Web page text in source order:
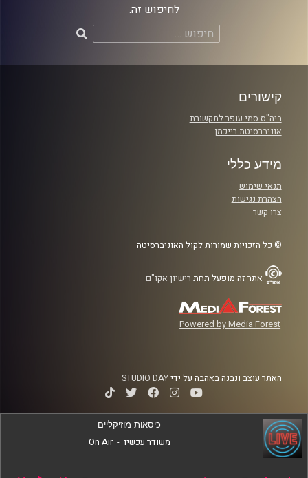
לחיפוש זה.
חיפוש:
קישורים
ביה"ס סמי עופר לתקשורת
אוניברסיטת רייכמן
מידע כללי
תנאי שימוש
הצהרת נגישות
צרו קשר
© כל הזכויות שמורות לקול האוניברסיטה
אתר זה מופעל תחת רישיון אקו"ם
Powered by Media Forest
האתר עוצב ונבנה באהבה על ידיSTUDIO DAY
כיסאות מוזיקליים
משודר עכשיו -
On Air